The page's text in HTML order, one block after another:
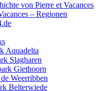
von Pierre et Vacances
– Regionen
Aquadelta
Slagharen
Giethoorn
Weerribben
Belterwiede